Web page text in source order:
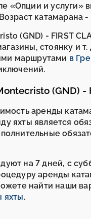
«Опции и
катамарана -
(GND) - FIRST
стоянку и
маршрутами в
(GND) -
аренды
яхты является
на 7 дней, с
аренды
найти наши
яхты.